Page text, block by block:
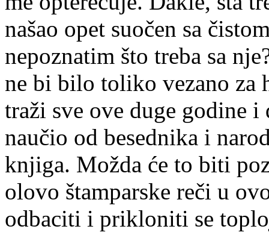
našao opet suočen sa
nepoznatim što treba sa
ne bi bilo toliko vezano za
traži sve ove duge godine i
naučio od besednika i
knjiga. Možda će to biti
olovo štamparske reči u
odbaciti i prikloniti se